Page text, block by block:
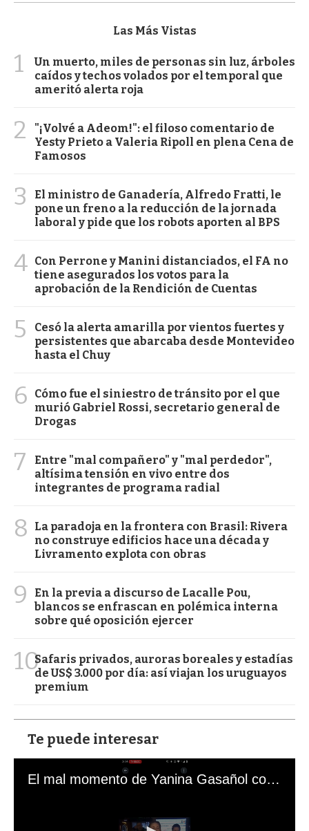
Las Más Vistas
1
Un muerto, miles de personas sin luz, árboles
caídos y techos volados por el temporal que
ameritó alerta roja
2
"¡Volvé a Adeom!": el filoso comentario de
Yesty Prieto a Valeria Ripoll en plena Cena de
Famosos
3
El ministro de Ganadería, Alfredo Fratti, le
pone un freno a la reducción de la jornada
laboral y pide que los robots aporten al BPS
4 Con Perrone y Manini distanciados, el FA no
tiene asegurados los votos para la
aprobación de la Rendición de Cuentas
5
Cesó la alerta amarilla por vientos fuertes y
persistentes que abarcaba desde Montevideo
hasta el Chuy
6
Cómo fue el siniestro de tránsito por el que
murió Gabriel Rossi, secretario general de
Drogas
7
Entre "mal compañero" y "mal perdedor",
altísima tensión en vivo entre dos
integrantes de programa radial
8
La paradoja en la frontera con Brasil: Rivera
no construye edificios hace una década y
Livramento explota con obras
9
En la previa a discurso de Lacalle Pou,
blancos se enfrascan en polémica interna
sobre qué oposición ejercer
10Safaris privados, auroras boreales y estadías
de US$ 3.000 por día: así viajan los uruguayos
premium
Te puede interesar
El mal momento de Yanina Gasañol con un hincha argentino en "Subrayado"